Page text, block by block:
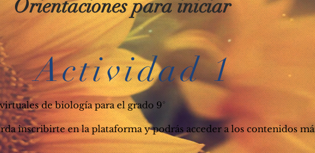
Orientaciones para iniciar
Actividad 1
de biología para el grado 9°
inscribirte en la plataforma y podrás acceder a los contenidos